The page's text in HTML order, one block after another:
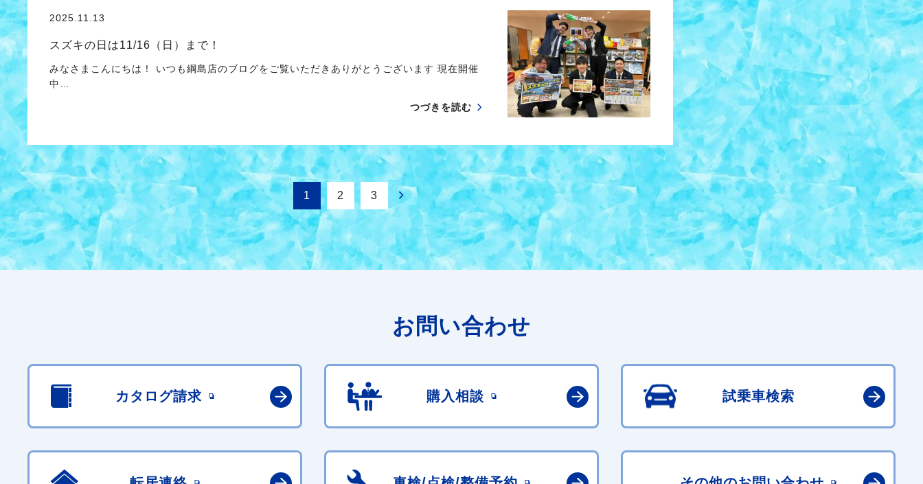
2025.11.13
スズキの日は11/16（日）まで！
みなさまこんにちは！ いつも綱島店のブログをご覧いただきありがとうございます 現在開催
中…
つづきを読む
1 2 3
お問い合わせ
カタログ請求 購入相談 試乗車検索